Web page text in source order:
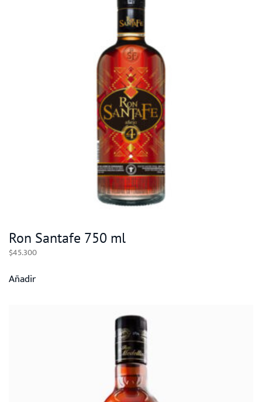
Ron Santafe 750 ml
$45.300
Añadir